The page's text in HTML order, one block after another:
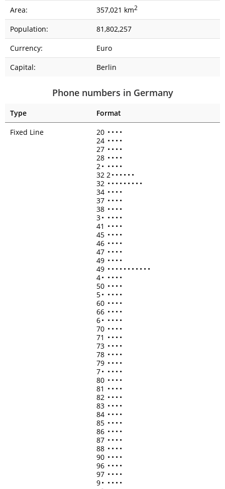
Area:
357,021 km2
Population:
81,802,257
Currency:
Euro
Capital:
Berlin
Phone numbers in Germany
Type
Format
Fixed Line
20 • • • •
24 • • • •
27 • • • •
28 • • • •
2• • • • •
32 2• • • • • •
32 • • • • • • • • •
34 • • • •
37 • • • •
38 • • • •
3• • • • •
41 • • • •
45 • • • •
46 • • • •
47 • • • •
49 • • • •
49 • • • • • • • • • • •
4• • • • •
50 • • • •
5• • • • •
60 • • • •
66 • • • •
6• • • • •
70 • • • •
71 • • • •
73 • • • •
78 • • • •
79 • • • •
7• • • • •
80 • • • •
81 • • • •
82 • • • •
83 • • • •
84 • • • •
85 • • • •
86 • • • •
87 • • • •
88 • • • •
90 • • • •
96 • • • •
97 • • • •
9• • • • •